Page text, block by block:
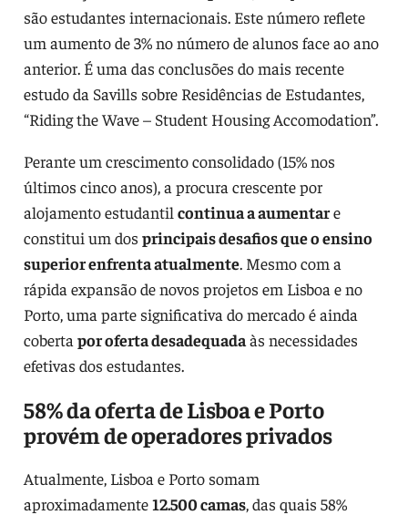
são estudantes internacionais. Este número reflete
um aumento de 3% no número de alunos face ao ano
anterior. É uma das conclusões do mais recente
estudo da Savills sobre Residências de Estudantes,
“Riding the Wave – Student Housing Accomodation”.
Perante um crescimento consolidado (15% nos
últimos cinco anos), a procura crescente por
alojamento estudantil continua a aumentare
constitui um dos principais desafios que o ensino
superior enfrenta atualmente. Mesmo com a
rápida expansão de novos projetos em Lisboa e no
Porto, uma parte significativa do mercado é ainda
coberta por oferta desadequadaàs necessidades
efetivas dos estudantes.
58% da oferta de Lisboa e Porto
provém de operadores privados
Atualmente, Lisboa e Porto somam
aproximadamente12.500 camas, das quais 58%